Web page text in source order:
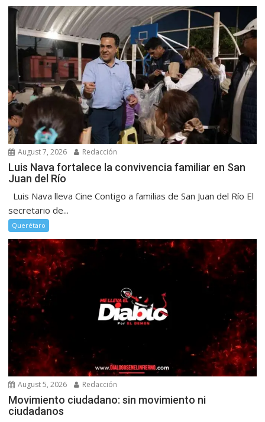
August 7, 2026 Redacción
Luis Nava fortalece la convivencia familiar en San
Juan del Río
Luis Nava lleva Cine Contigo a familias de San Juan del Río El
secretario de...
Querétaro
August 5, 2026 Redacción
Movimiento ciudadano: sin movimiento ni
ciudadanos